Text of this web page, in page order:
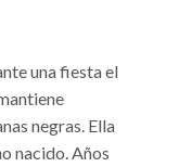
una fiesta el
negras. Ella
nacido. Años